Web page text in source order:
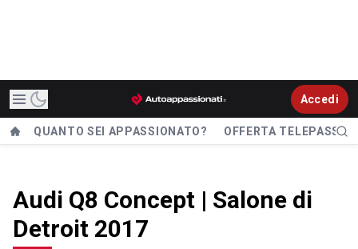
Accedi
QUANTO SEI APPASSIONATO? OFFERTA TELEPASS
Audi Q8 Concept | Salone di
Detroit 2017